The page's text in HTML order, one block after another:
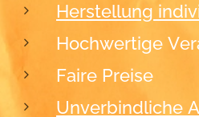
Herstellung
Hochwertige
Faire Preise
Unverbindliche